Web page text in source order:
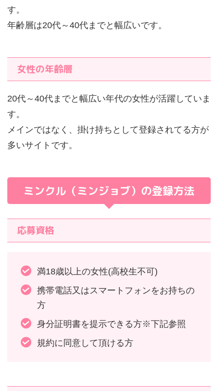
す。
年齢層は20代～40代までと幅広いです。
女性の年齢層
20代～40代までと幅広い年代の女性が活躍していま
す。
メインではなく、掛け持ちとして登録されてる方が
多いサイトです。
ミンクル（ミンジョブ）の登録方法
応募資格
満18歳以上の女性(高校生不可)
携帯電話又はスマートフォンをお持ちの
方
身分証明書を提示できる方※下記参照
規約に同意して頂ける方